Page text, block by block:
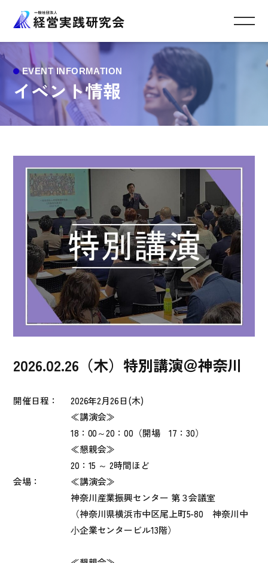
イベント情報
2026.02.26（木）特別講演＠神奈川
開催日程： 2026年2月26日(木)
≪講演会≫
18：00～20：00（開場 17：30）
≪懇親会≫
20：15 ～ 2時間ほど
会場：
≪講演会≫
神奈川産業振興センター 第３会議室
（神奈川県横浜市中区尾上町5-80 神奈川中
⼩企業センタービル13階）